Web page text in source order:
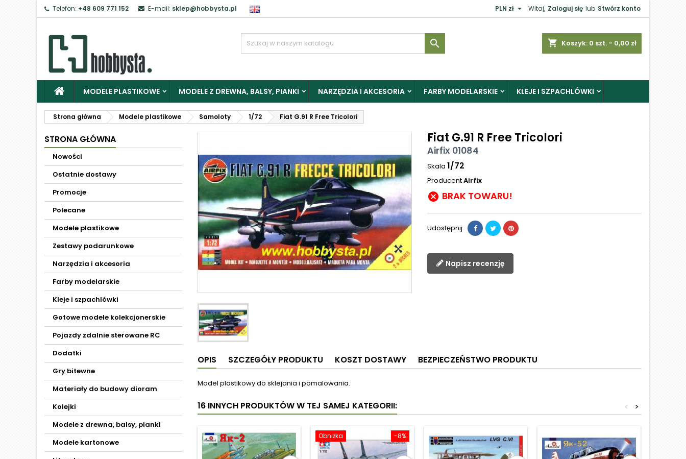
Telefon: +48 609 771 152 E-mail: sklep@hobbysta.pl Witaj, Zaloguj się lub Stwórz konto
PLN zł 
shopping_cart Koszyk: 0 szt. - 0,00 zł

MODELE PLASTIKOWE MODELE Z DREWNA, BALSY, PIANKI NARZĘDZIA I AKCESORIA FARBY MODELARSKIE KLEJE I SZPACHLÓWKI
Strona główna Modele plastikowe Samoloty 1/72 Fiat G.91 R Free Tricolori
STRONA GŁÓWNA
Nowości
Ostatnie dostawy
Promocje
Polecane
Modele plastikowe
Zestawy podarunkowe
Narzędzia i akcesoria
Farby modelarskie
Kleje i szpachlówki
Gotowe modele kolekcjonerskie
Pojazdy zdalnie sterowane RC
Dodatki
Gry bitewne
Materiały do budowy dioram
Kolejki
Modele z drewna, balsy, pianki
Modele kartonowe
Fiat G.91 R Free Tricolori
Airfix 01084
Skala 1/72
ProducentAirfix
 BRAK TOWARU!
Udostępnij
Napisz recenzję
OPIS SZCZEGÓŁY PRODUKTU KOSZT DOSTAWY BEZPIECZEŃSTWO PRODUKTU
Model plastikowy do sklejania i pomalowania.
16 INNYCH PRODUKTÓW W TEJ SAMEJ KATEGORII: >
<
-8%
Obniżka